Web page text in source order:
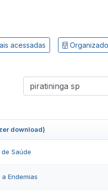
acessadas
download)
Saúde
Endemias